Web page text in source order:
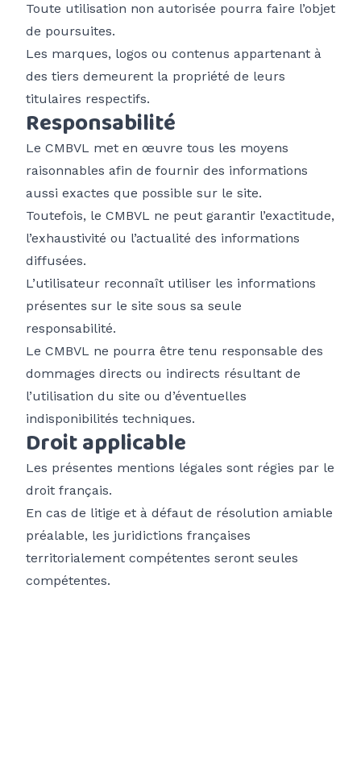
Toute utilisation non autorisée pourra faire l’objet
de poursuites.
Les marques, logos ou contenus appartenant à
des tiers demeurent la propriété de leurs
titulaires respectifs.
Responsabilité
Le CMBVL met en œuvre tous les moyens
raisonnables afin de fournir des informations
aussi exactes que possible sur le site.
Toutefois, le CMBVL ne peut garantir l’exactitude,
l’exhaustivité ou l’actualité des informations
diffusées.
L’utilisateur reconnaît utiliser les informations
présentes sur le site sous sa seule
responsabilité.
Le CMBVL ne pourra être tenu responsable des
dommages directs ou indirects résultant de
l’utilisation du site ou d’éventuelles
indisponibilités techniques.
Droit applicable
Les présentes mentions légales sont régies par le
droit français.
En cas de litige et à défaut de résolution amiable
préalable, les juridictions françaises
territorialement compétentes seront seules
compétentes.